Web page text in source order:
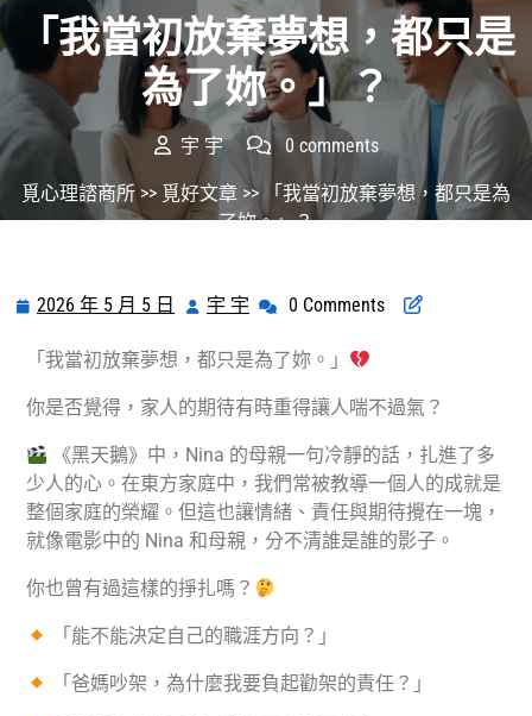
「我當初放棄夢想，都只是
為了妳。」？
宇 宇 0 comments
覓心理諮商所 >> 覓好文章 >> 「我當初放棄夢想，都只是為
了妳。」？
2026 年 5 月 5 日 宇 宇 0 Comments
「我當初放棄夢想，都只是為了妳。」
你是否覺得，家人的期待有時重得讓人喘不過氣？
《黑天鵝》中，Nina 的母親一句冷靜的話，扎進了多
少人的心。在東方家庭中，我們常被教導一個人的成就是
整個家庭的榮耀。但這也讓情緒、責任與期待攪在一塊，
就像電影中的 Nina 和母親，分不清誰是誰的影子。
你也曾有過這樣的掙扎嗎？
「能不能決定自己的職涯方向？」
「爸媽吵架，為什麼我要負起勸架的責任？」